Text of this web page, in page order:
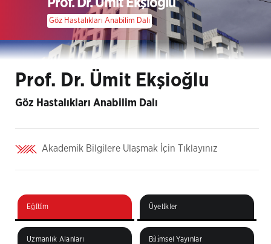
Prof. Dr. Ümit Ekşioğlu
Göz Hastalıkları Anabilim Dalı
Prof. Dr. Ümit Ekşioğlu
Göz Hastalıkları Anabilim Dalı
Akademik Bilgilere Ulaşmak İçin Tıklayınız
Eği̇ti̇m Üyeli̇kler
Uzmanlık Alanları Bi̇li̇msel Yayınlar